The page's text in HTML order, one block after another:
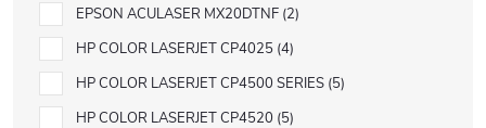
EPSON ACULASER MX20DTNF 2
HP COLOR LASERJET CP4025 4
HP COLOR LASERJET CP4500 SERIES 5
HP COLOR LASERJET CP4520 5